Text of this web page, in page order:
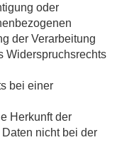
oder
der Verarbeitung
Widerspruchsrechts
bei einer
Herkunft der
nicht bei der